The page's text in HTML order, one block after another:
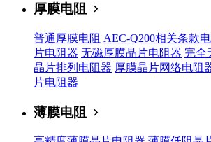
厚膜电阻
普通厚膜电阻 AEC-Q200相关条款
片电阻器 无磁厚膜晶片电阻器 完全
晶片排列电阻器 厚膜晶片网络电阻
片电阻器
薄膜电阻